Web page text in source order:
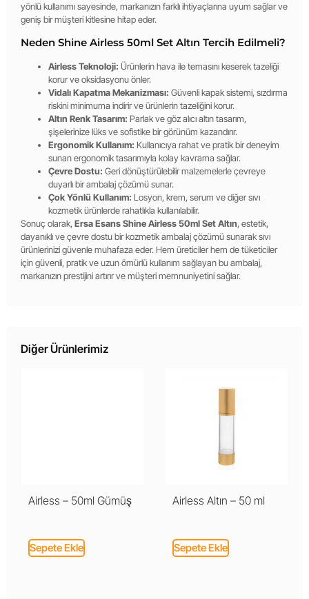
yönlü kullanımı sayesinde, markanızın farklı ihtiyaçlarına uyum sağlar ve
geniş bir müşteri kitlesine hitap eder.
Neden Shine Airless 50ml Set Altın Tercih Edilmeli?
Airless Teknoloji: Ürünlerin hava ile temasını keserek tazeliği
korur ve oksidasyonu önler.
Vidalı Kapatma Mekanizması: Güvenli kapak sistemi, sızdırma
riskini minimuma indirir ve ürünlerin tazeliğini korur.
Altın Renk Tasarım: Parlak ve göz alıcı altın tasarım,
şişelerinize lüks ve sofistike bir görünüm kazandırır.
Ergonomik Kullanım: Kullanıcıya rahat ve pratik bir deneyim
sunan ergonomik tasarımıyla kolay kavrama sağlar.
Çevre Dostu: Geri dönüştürülebilir malzemelerle çevreye
duyarlı bir ambalaj çözümü sunar.
Çok Yönlü Kullanım: Losyon, krem, serum ve diğer sıvı
kozmetik ürünlerde rahatlıkla kullanılabilir.
Sonuç olarak, Ersa Esans Shine Airless 50ml Set Altın, estetik,
dayanıklı ve çevre dostu bir kozmetik ambalaj çözümü sunarak sıvı
ürünlerinizi güvenle muhafaza eder. Hem üreticiler hem de tüketiciler
için güvenli, pratik ve uzun ömürlü kullanım sağlayan bu ambalaj,
markanızın prestijini artırır ve müşteri memnuniyetini sağlar.
Diğer Ürünlerimiz
Airless – 50ml Gümüş
Sepete Ekle
Airless Altın – 50 ml
Sepete Ekle